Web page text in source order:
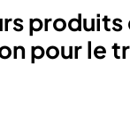
produits
pour le